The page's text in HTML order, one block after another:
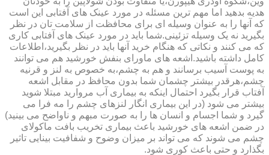
هدیه بدهید اما مهم ترین مسئله در مورد عینک های آفتابی این است
که آنها را به عنوان وسیله ای برای محافظت از سلامت تان در نظر
بگیرید نه یک وسیله تزئینی.شما باید در مورد عینک های آفتابی کاری
که می کنند و نکاتی که هنگام خرید آنها باید در نظر بگیرید،اطلاعات
کامل داشته باشید.اشعه های ماورای بنفش خورشید هم می توانند
به پوست آسیب برسانند و هم به چشم،به خصوص به لنز و قرنیه
چشم،هرقدر بیشتر چشمان شما بدون محافظ در مقابل اشعه
آفتاب قرار بگیرد احتمال اینکه به بیماری آب مروارید مبتلا شوید
بیشتر می شود (در این بیماری انگار لنزهای چشم را مه فرا می
گیرد و شما اجسام و انسان ها را به صورت مبهم و ناواضح می بینید)
در ضمن اشعه های خورشید باعث بیماری تخریب بافت ماکولای
چشم می شوند که می تواند بر میزان وضوح و شفافیت بینایی تاثیر
بگذارد و حتی باعث کوری شود.